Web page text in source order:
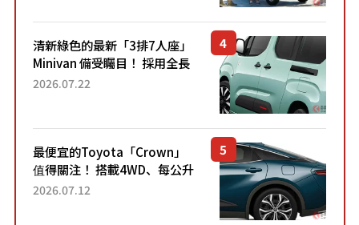
清新綠色的最新「3排7人座」
Minivan 備受矚目！ 採用全長
4.7公尺剛剛好的車身尺寸與
2026.07.22
最便宜的Toyota「Crown」
值得關注！ 搭載4WD、每公升
22.4公里低油耗表現超亮眼！
2026.07.12